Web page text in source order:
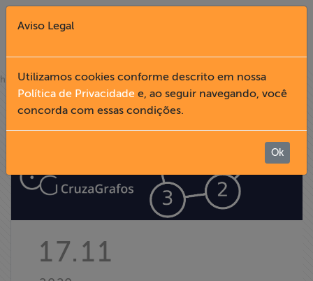
Fechar X
English
Institucional
home»notícias
17.11
Aviso Legal
Utilizamos cookies conforme descrito em nossa
Política de Privacidade e, ao seguir navegando, você
concorda com essas condições.
Ok